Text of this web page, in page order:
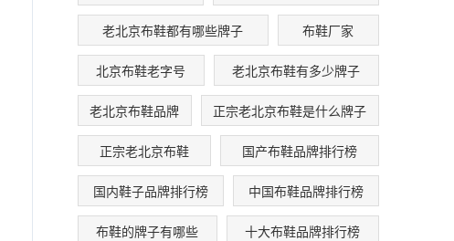
老北京布鞋都有哪些牌子 布鞋厂家
北京布鞋老字号 老北京布鞋有多少牌子
老北京布鞋品牌 正宗老北京布鞋是什么牌子
正宗老北京布鞋 国产布鞋品牌排行榜
国内鞋子品牌排行榜 中国布鞋品牌排行榜
布鞋的牌子有哪些 十大布鞋品牌排行榜